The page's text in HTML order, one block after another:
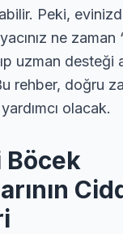
Peki,
ne zaman
uzman desteği
rehber, doğru
olacak.
Böcek